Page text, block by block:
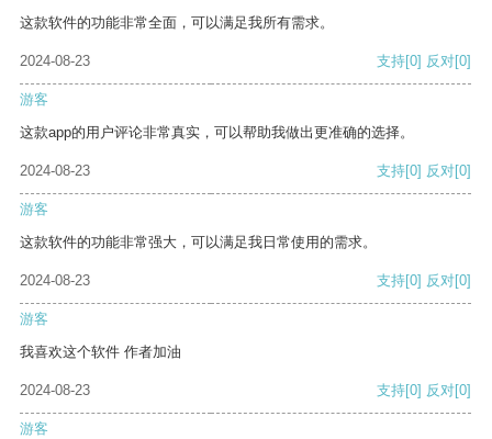
这款软件的功能非常全面，可以满足我所有需求。
2024-08-23 支持[0] 反对[0]
游客
这款app的用户评论非常真实，可以帮助我做出更准确的选择。
2024-08-23 支持[0] 反对[0]
游客
这款软件的功能非常强大，可以满足我日常使用的需求。
2024-08-23 支持[0] 反对[0]
游客
我喜欢这个软件 作者加油
2024-08-23 支持[0] 反对[0]
游客